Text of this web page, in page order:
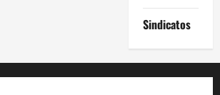
Sindicatos